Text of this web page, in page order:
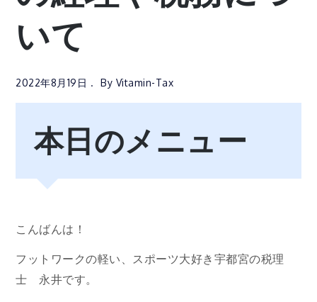
いて
2022年8月19日 By Vitamin-Tax
本日のメニュー
こんばんは！
フットワークの軽い、スポーツ大好き宇都宮の税理
士 永井です。